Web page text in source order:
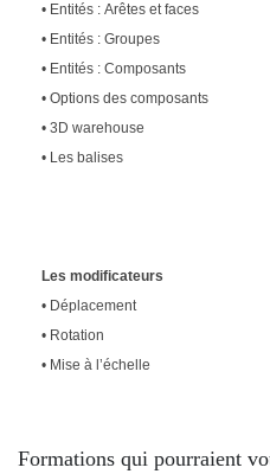
• Entités : Arêtes et faces
• Entités : Groupes
• Entités : Composants
• Options des composants
• 3D warehouse
• Les balises
Les modificateurs
• Déplacement
• Rotation
• Mise à l’échelle
Formations qui pourraient